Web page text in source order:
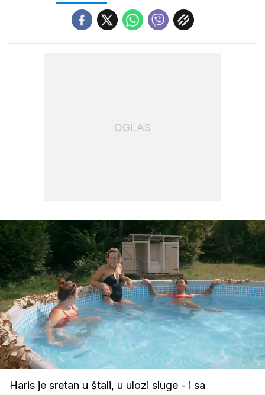
OGLAS
Upali
zvuk
Loaded
100.00%
Haris je sretan u štali, u ulozi sluge - i sa